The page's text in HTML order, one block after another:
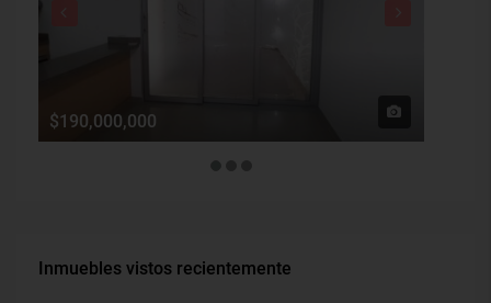
$190,000,000
Inmuebles vistos recientemente